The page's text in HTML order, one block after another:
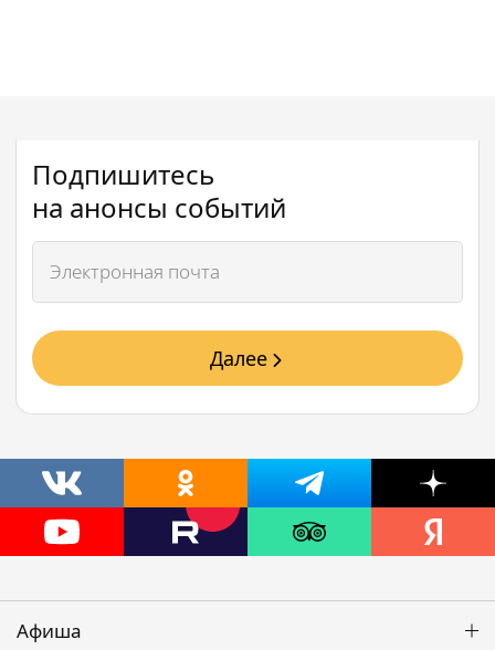
Подпишитесь
на анонсы событий
Далее
Афиша